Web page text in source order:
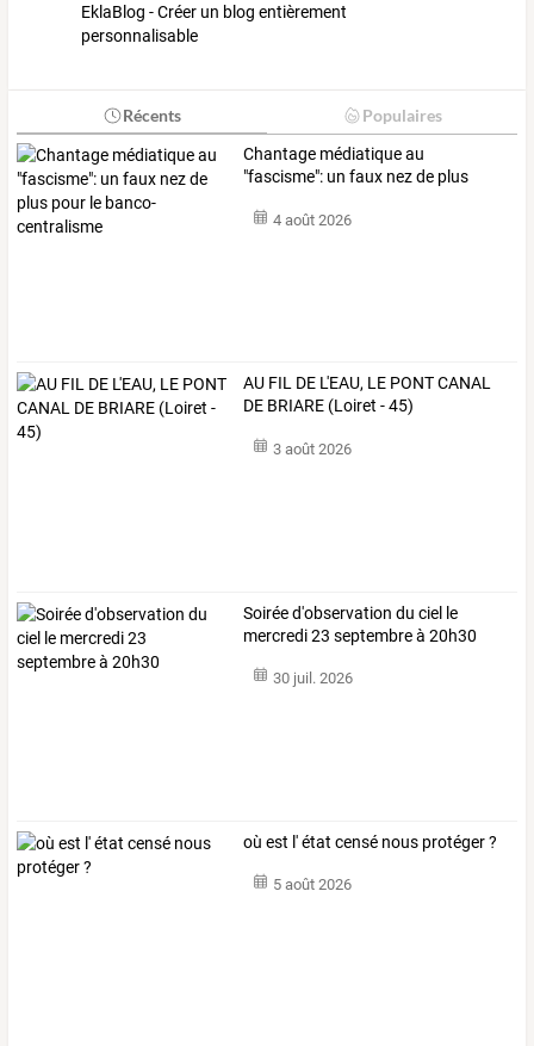
EklaBlog - Créer un blog entièrement
personnalisable
Récents Populaires
Chantage médiatiqueau
"fascisme": un faux nezde plus
4 août 2026
AU FIL DE L'EAU, LE PONT CANAL
DE BRIARE (Loiret - 45)
3 août 2026
Soirée d'observation du ciel le
mercredi 23 septembre à 20h30
30 juil. 2026
où est l' état censé nous protéger ?
5 août 2026